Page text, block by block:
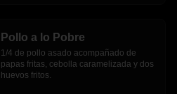
Pollo a lo Pobre
1/4 de pollo asado acompañado de
papas fritas, cebolla caramelizada y dos
huevos fritos.